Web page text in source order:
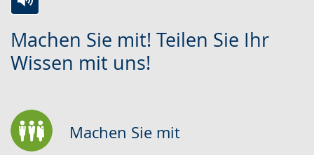
Machen Sie mit! Teilen Sie Ihr
Wissen mit uns!
Leichten
Sprache
Audio-
Unterstützung.
Video
in
wird
angezeigt.
Machen Sie mit